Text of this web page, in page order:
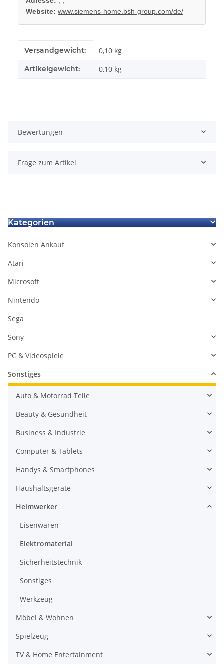
Website: www.siemens-home.bsh-group.com/de/
Produkteigenschaft
Wert
Versandgewicht: 0,10 kg
Artikelgewicht: 0,10 kg
Bewertungen
Frage zum Artikel
Kategorien
Konsolen Ankauf
Atari
Microsoft
Nintendo
Sega
Sony
PC & Videospiele
Sonstiges
Auto & Motorrad Teile
Beauty & Gesundheit
Business & Industrie
Computer & Tablets
Handys & Smartphones
Haushaltsgeräte
Heimwerker
Eisenwaren
Elektromaterial
Sicherheitstechnik
Sonstiges
Werkzeug
Möbel & Wohnen
Spielzeug
TV & Home Entertainment